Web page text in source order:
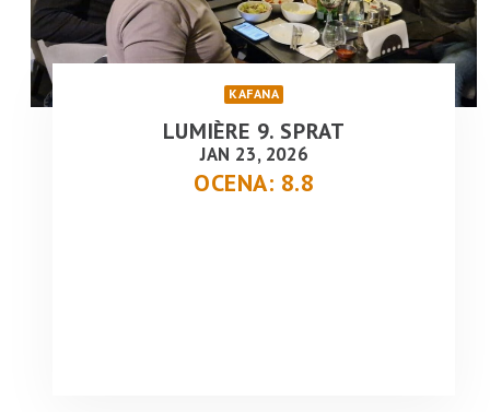
KAFANA
LUMIÈRE 9. SPRAT
JAN 23, 2026
OCENA: 8.8